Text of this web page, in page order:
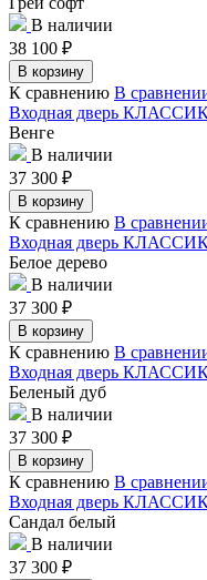
В наличии
38 100 ₽
В корзину
К сравнению В
Входная дверь
Венге
В наличии
37 300 ₽
В корзину
К сравнению В
Входная дверь
Белое дерево
В наличии
37 300 ₽
В корзину
К сравнению В
Входная дверь
Беленый дуб
В наличии
37 300 ₽
В корзину
К сравнению В
Входная дверь
Сандал белый
В наличии
37 300 ₽